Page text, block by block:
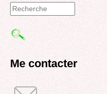
Formulaire
de
recherche
Me contacter